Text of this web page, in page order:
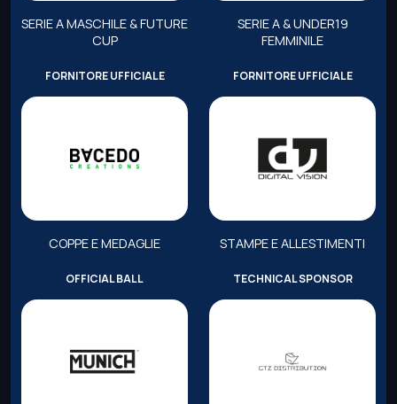
SERIE A MASCHILE & FUTURE
CUP
SERIE A & UNDER19
FEMMINILE
FORNITORE UFFICIALE
COPPE E MEDAGLIE
FORNITORE UFFICIALE
STAMPE E ALLESTIMENTI
OFFICIAL BALL TECHNICAL SPONSOR